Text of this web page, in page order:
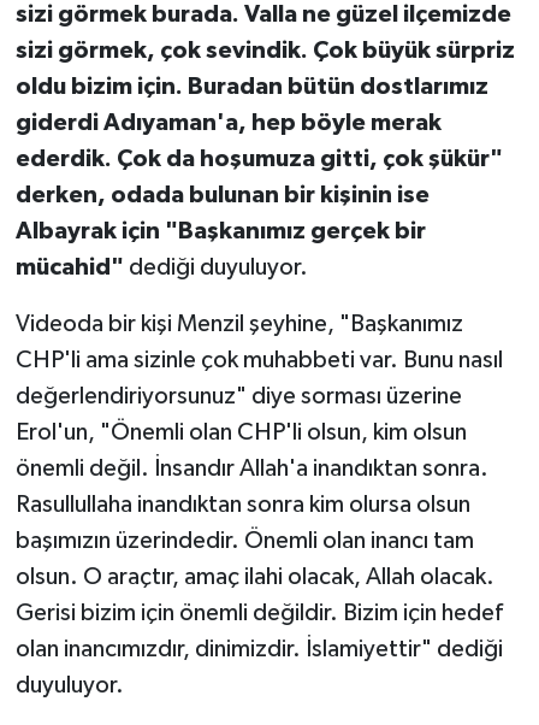
sizi görmek burada. Valla ne güzel ilçemizde
sizi görmek, çok sevindik. Çok büyük sürpriz
oldu bizim için. Buradan bütün dostlarımız
giderdi Adıyaman'a, hep böyle merak
ederdik. Çok da hoşumuza gitti, çok şükür"
derken, odada bulunan bir kişinin ise
Albayrak için "Başkanımız gerçek bir
mücahid" dediği duyuluyor.
Videoda bir kişi Menzil şeyhine, "Başkanımız
CHP'li ama sizinle çok muhabbeti var. Bunu nasıl
değerlendiriyorsunuz" diye sorması üzerine
Erol'un, "Önemli olan CHP'li olsun, kim olsun
önemli değil. İnsandır Allah'a inandıktan sonra.
Rasullullaha inandıktan sonra kim olursa olsun
başımızın üzerindedir. Önemli olan inancı tam
olsun. O araçtır, amaç ilahi olacak, Allah olacak.
Gerisi bizim için önemli değildir. Bizim için hedef
olan inancımızdır, dinimizdir. İslamiyettir" dediği
duyuluyor.